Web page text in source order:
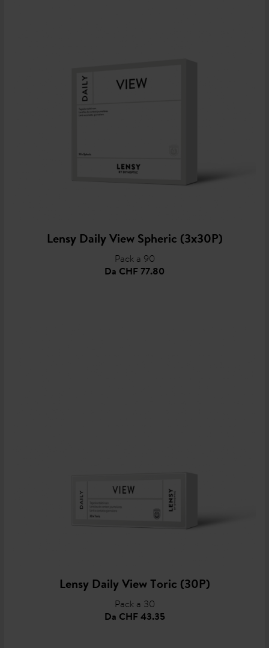
Lensy Daily View Spheric (3x30P)
Pack a 90
Da CHF 77.80
Lensy Daily View Toric (30P)
Pack a 30
Da CHF 43.35